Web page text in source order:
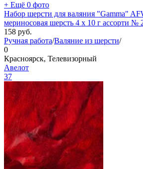
+ Ещё 0 фото
Набор шерсти для валяния "Gamma"
мериносовая шерсть 4 х 10 г ассорти №
158 руб.
Ручная работа/Валяние из шерсти/
0
Красноярск, Телевизорный
Авелот
37